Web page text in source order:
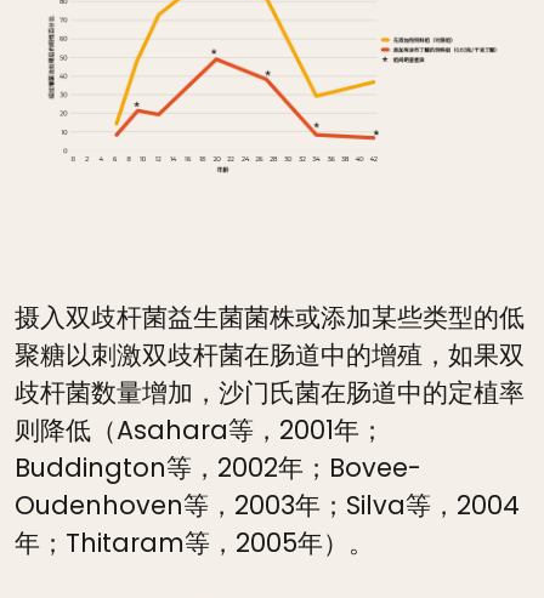
摄入双歧杆菌益生菌菌株或添加某些类型的低
聚糖以刺激双歧杆菌在肠道中的增殖，如果双
歧杆菌数量增加，沙门氏菌在肠道中的定植率
则降低（Asahara等，2001年；
Buddington等，2002年；Bovee-
Oudenhoven等，2003年；Silva等，2004
年；Thitaram等，2005年）。